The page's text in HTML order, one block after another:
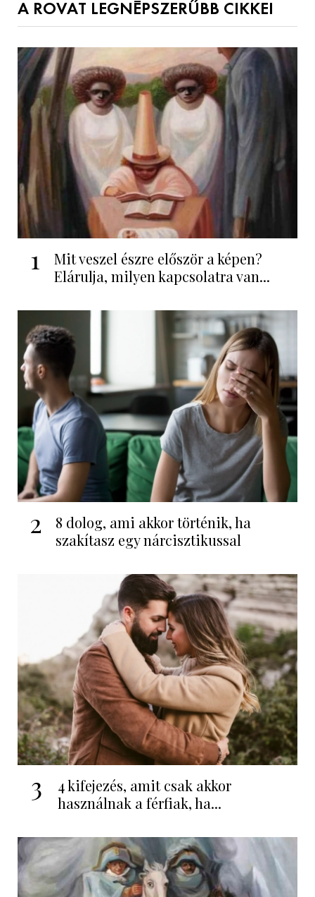
A ROVAT LEGNÉPSZERŰBB CIKKEI
1
Mit veszel észre először a képen?
Elárulja, milyen kapcsolatra van...
2
8 dolog, ami akkor történik, ha
szakítasz egy nárcisztikussal
3
4 kifejezés, amit csak akkor
használnak a férfiak, ha...